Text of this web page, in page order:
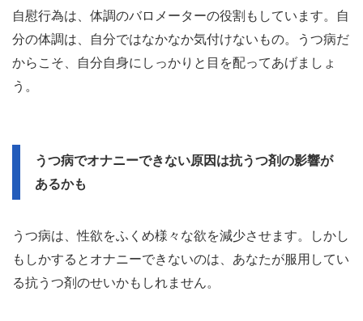
自慰行為は、体調のバロメーターの役割もしています。自
分の体調は、自分ではなかなか気付けないもの。うつ病だ
からこそ、自分自身にしっかりと目を配ってあげましょ
う。
うつ病でオナニーできない原因は抗うつ剤の影響が
あるかも
うつ病は、性欲をふくめ様々な欲を減少させます。しかし
もしかするとオナニーできないのは、あなたが服用してい
る抗うつ剤のせいかもしれません。